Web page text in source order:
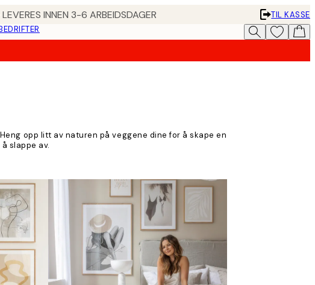
INNEN 3-6 ARBEIDSDAGER
TIL KASSE
opp litt av naturen på veggene dine for å skape en
slappe av.